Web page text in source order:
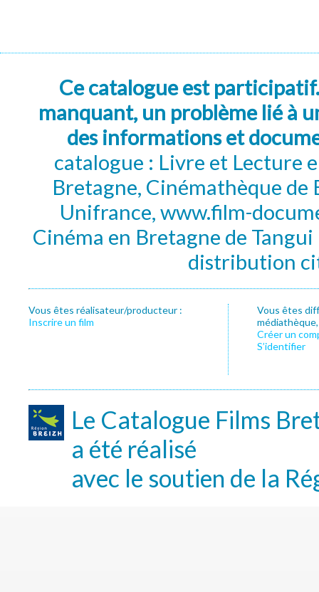
Ce catalogue est
manquant, un problème lié à
des informations et
catalogue : Livre et Lecture
Bretagne, Cinémathèque de
Unifrance, www.film-
Cinéma en Bretagne de
distribution
Vous êtes réalisateur/producteur :
Inscrire un film
Vous êtes
Créer un
S’identifier
Le Catalogue Films
a été réalisé
avec le soutien de la